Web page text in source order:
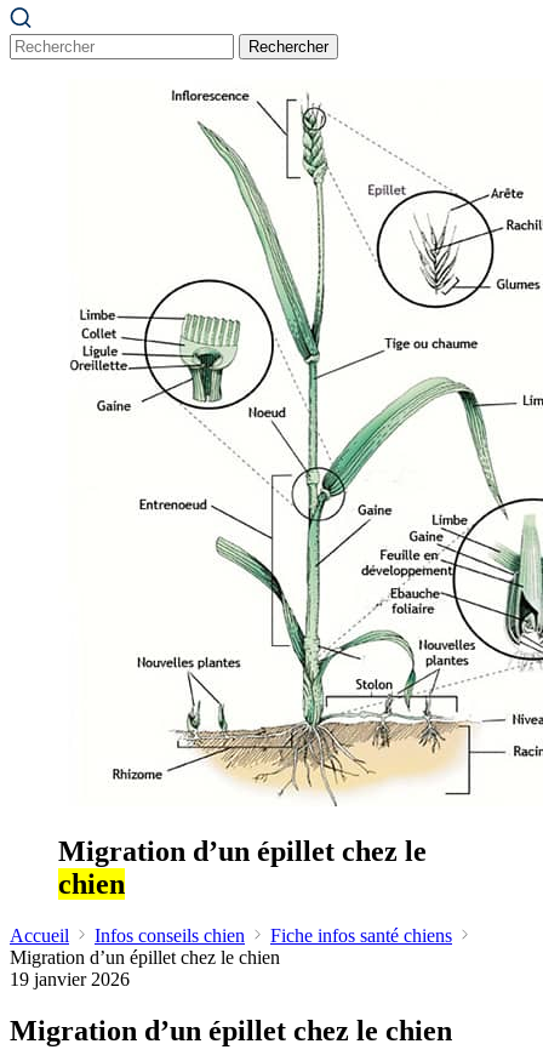
Rechercher
Migration d’un épillet chez le
chien
Accueil Infos conseils chien
Fiche infos santé chiens
Migration d’un épillet chez le chien
19 janvier 2026
Migration d’un épillet chez le chien